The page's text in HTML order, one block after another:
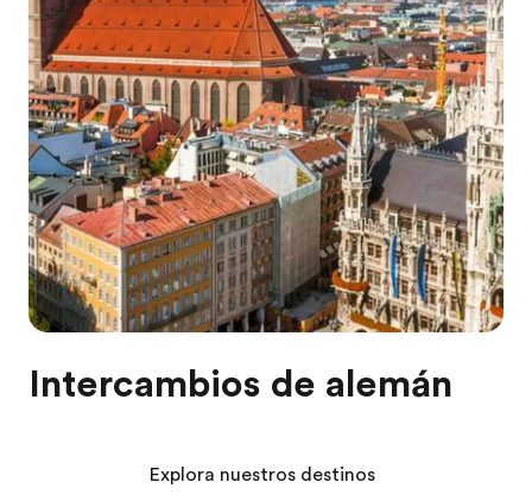
Oficinas
Encuentra una oficina
Sobre nosotros
Quiénes somos
Trabajos
Únete al equipo
Intercambios de alemán
Explora nuestros destinos